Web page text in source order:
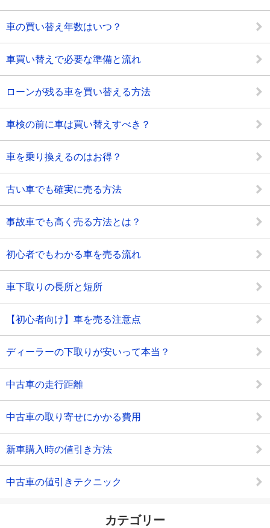
車の買い替え年数はいつ？
車買い替えで必要な準備と流れ
ローンが残る車を買い替える方法
車検の前に車は買い替えすべき？
車を乗り換えるのはお得？
古い車でも確実に売る方法
事故車でも高く売る方法とは？
初心者でもわかる車を売る流れ
車下取りの長所と短所
【初心者向け】車を売る注意点
ディーラーの下取りが安いって本当？
中古車の走行距離
中古車の取り寄せにかかる費用
新車購入時の値引き方法
中古車の値引きテクニック
カテゴリー